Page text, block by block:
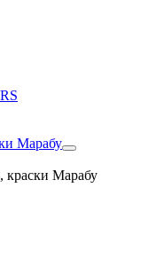
Марабу
краски Марабу